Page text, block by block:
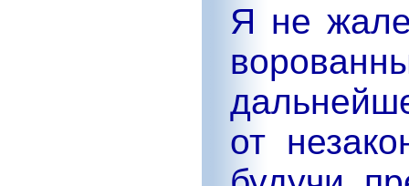
Я не
от